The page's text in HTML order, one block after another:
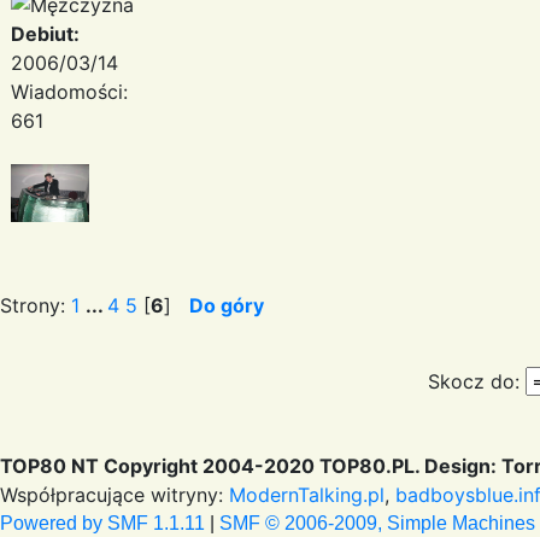
Debiut:
2006/03/14
Wiadomości:
661
Strony: 1 ... 4 5 [6] Do góry
Skocz do:
TOP80 NT Copyright 2004-2020 TOP80.PL. Design:
Współpracujące witryny: ModernTalking.pl,
Powered by SMF 1.1.11
SMF © 2006-2009, Simple Machines